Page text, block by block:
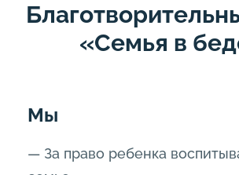
«Семья в
Мы
— За право ребенка